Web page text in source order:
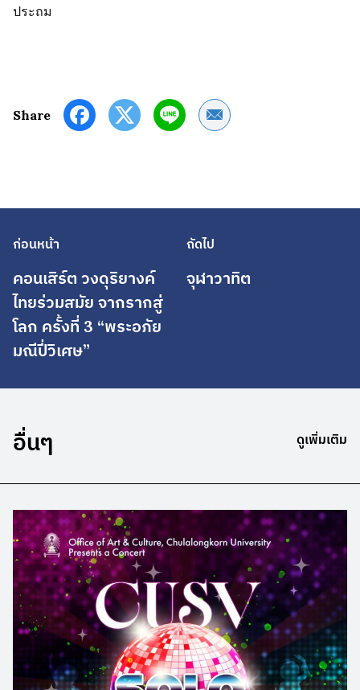
ประถม
Share Share by Email
ก่อนหน้า
คอนเสิร์ต วงดุริยางค์
ไทยร่วมสมัย จากรากสู่
โลก ครั้งที่ 3 “พระอภัย
มณีปี่วิเศษ”
ถัดไป
จุฬาวาทิต
อื่นๆ ดูเพิ่มเติม